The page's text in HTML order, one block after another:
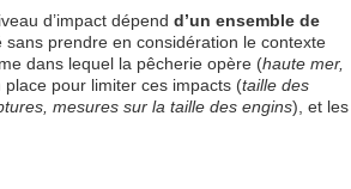
d’impact dépend d’un ensemble de
sans prendre en considération le contexte
dans lequel la pêcherie opère (haute mer,
pour limiter ces impacts (taille des
mesures sur la taille des engins), et les